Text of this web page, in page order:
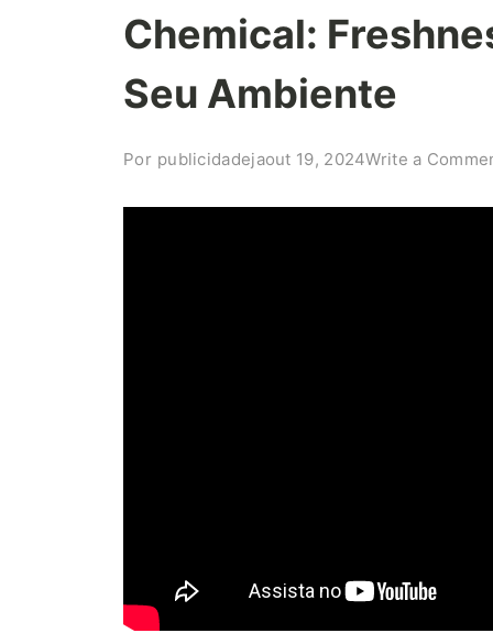
Chemical:
Seu Ambiente
Por publicidadejaout 19, 2024Write a